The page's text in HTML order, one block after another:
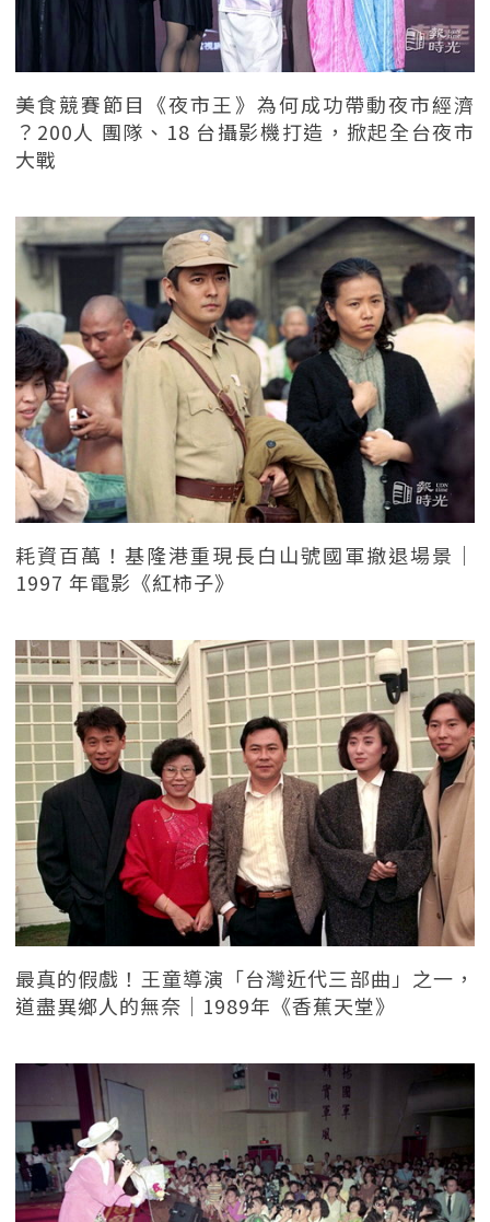
美食競賽節目《夜市王》為何成功帶動夜市經濟
？200人 團隊、18 台攝影機打造，掀起全台夜市
大戰
耗資百萬！基隆港重現長白山號國軍撤退場景｜
1997 年電影《紅柿子》
最真的假戲！王童導演「台灣近代三部曲」之一，
道盡異鄉人的無奈｜1989年《香蕉天堂》